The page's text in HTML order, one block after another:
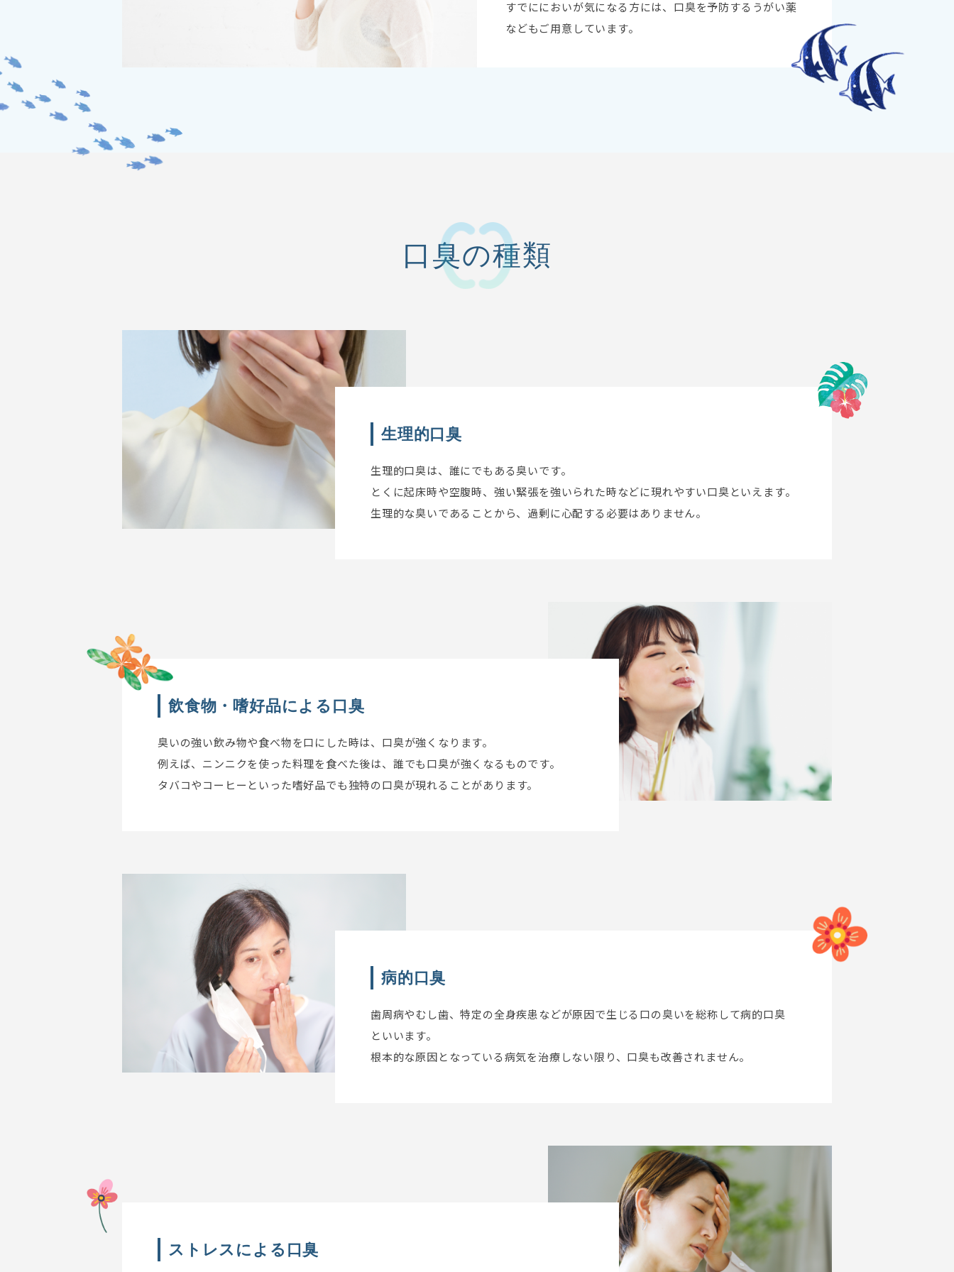
すでににおいが気になる方には、口臭を予防するうがい薬
などもご用意しています。
口臭の種類
生理的口臭
生理的口臭は、誰にでもある臭いです。
とくに起床時や空腹時、強い緊張を強いられた時などに現れやすい口臭といえます。
生理的な臭いであることから、過剰に心配する必要はありません。
飲食物・嗜好品による口臭
臭いの強い飲み物や食べ物を口にした時は、口臭が強くなります。
例えば、ニンニクを使った料理を食べた後は、誰でも口臭が強くなるものです。
タバコやコーヒーといった嗜好品でも独特の口臭が現れることがあります。
病的口臭
歯周病やむし歯、特定の全身疾患などが原因で生じる口の臭いを総称して病的口臭
といいます。
根本的な原因となっている病気を治療しない限り、口臭も改善されません。
ストレスによる口臭